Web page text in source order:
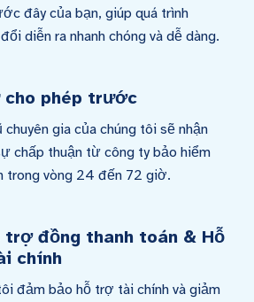
đây của bạn, giúp quá trình
diễn ra nhanh chóng và dễ dàng.
cho phép trước
gia của chúng tôi sẽ nhận
chấp thuận từ công ty bảo hiểm
trong vòng 24 đến 72 giờ.
trợ đồng thanh toán & Hỗ
chính
đảm bảo hỗ trợ tài chính và giảm